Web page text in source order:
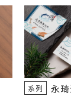
永
系列